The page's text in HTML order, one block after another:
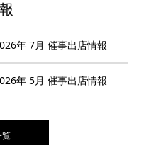
年 7月 催事出店情報
年 5月 催事出店情報
覧